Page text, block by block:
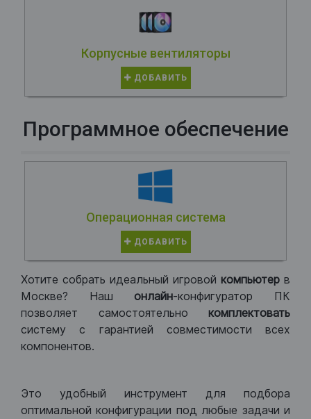
Корпусные вентиляторы
ДОБАВИТЬ
Программное обеспечение
Операционная система
ДОБАВИТЬ
Хотите собрать идеальный игровой компьютер в
Москве? Нашонлайн-конфигуратор ПК
позволяет самостоятельно комплектовать
систему с гарантией совместимости всех
компонентов.
Это удобный инструмент для подбора
оптимальной конфигурации под любые задачи и